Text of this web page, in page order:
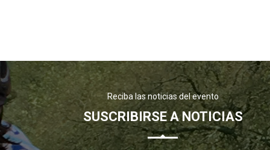
Reciba las noticias del evento
SUSCRIBIRSE A NOTICIAS